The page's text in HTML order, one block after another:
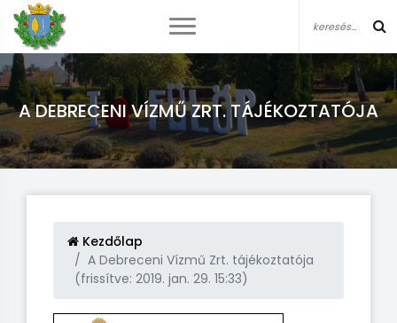
A DEBRECENI VÍZMŰ ZRT. TÁJÉKOZTATÓJA
Kezdőlap
A Debreceni Vízmű Zrt. tájékoztatója
(frissítve: 2019. jan. 29. 15:33)